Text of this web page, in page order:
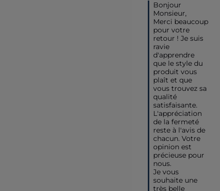
Bonjour
Monsieur,
Merci beaucoup
pour votre
retour ! Je suis
ravie
d'apprendre
que le style du
produit vous
plaît et que
vous trouvez sa
qualité
satisfaisante.
L'appréciation
de la fermeté
reste à l'avis de
chacun. Votre
opinion est
précieuse pour
nous.
Je vous
souhaite une
très belle